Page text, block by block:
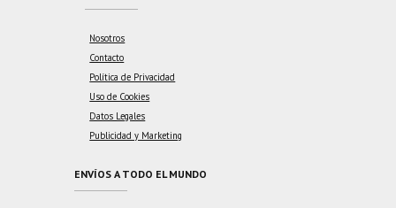
Nosotros
Contacto
Política de Privacidad
Uso de Cookies
Datos Legales
Publicidad y Marketing
ENVÍOS A TODO EL MUNDO